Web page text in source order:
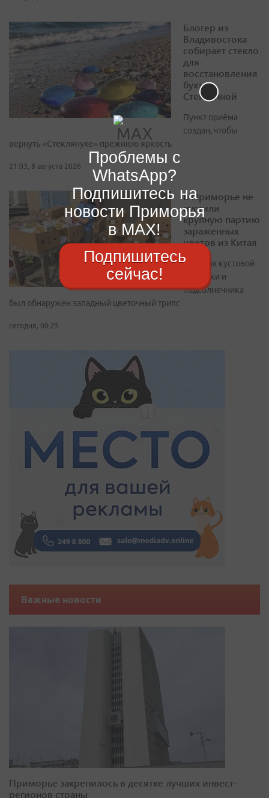
Блогер из
Владивостока
собирает стекло
для
восстановления
бухты
Стеклянной
Пункт приёма
создан, чтобы
вернуть «Стеклянухе» прежнюю яркость
21:03, 8 августа 2026
В Приморье не
пустили
крупную партию
зараженных
цветов из Китая
В срезах кустовой
гвоздики и
подсолнечника
был обнаружен западный цветочный трипс
сегодня, 00:25
Важные новости
Приморье закрепилось в десятке лучших инвест-
регионов страны
Проблемы с
WhatsApp?
Подпишитесь на
новости Приморья
в MAX!
Подпишитесь
сейчас!